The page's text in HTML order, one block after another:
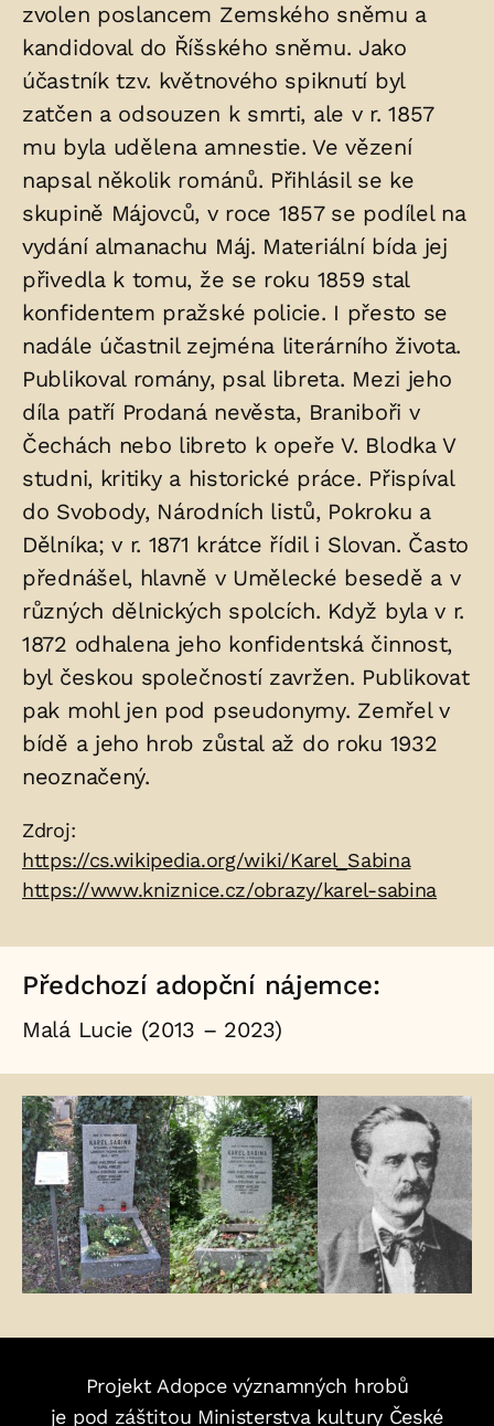
zvolen poslancem Zemského sněmu a
kandidoval do Říšského sněmu. Jako
účastník tzv. květnového spiknutí byl
zatčen a odsouzen k smrti, ale v r. 1857
mu byla udělena amnestie. Ve vězení
napsal několik románů. Přihlásil se ke
skupině Májovců, v roce 1857 se podílel na
vydání almanachu Máj. Materiální bída jej
přivedla k tomu, že se roku 1859 stal
konfidentem pražské policie. I přesto se
nadále účastnil zejména literárního života.
Publikoval romány, psal libreta. Mezi jeho
díla patří Prodaná nevěsta, Braniboři v
Čechách nebo libreto k opeře V. Blodka V
studni, kritiky a historické práce. Přispíval
do Svobody, Národních listů, Pokroku a
Dělníka; v r. 1871 krátce řídil i Slovan. Často
přednášel, hlavně v Umělecké besedě a v
různých dělnických spolcích. Když byla v r.
1872 odhalena jeho konfidentská činnost,
byl českou společností zavržen. Publikovat
pak mohl jen pod pseudonymy. Zemřel v
bídě a jeho hrob zůstal až do roku 1932
neoznačený.
Zdroje:
Zdroj:
https://cs.wikipedia.org/wiki/Karel_Sabina
https://www.kniznice.cz/obrazy/karel-sabina
Předchozí adopční nájemce:
Malá Lucie (2013 – 2023)
Fotogalerie:
Projekt Adopce významných hrobů
je pod záštitou Ministerstva kultury České